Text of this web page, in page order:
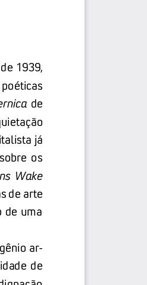
de 1939,
poéticas
de
já
os
Wake
de arte
de uma
ar-
de